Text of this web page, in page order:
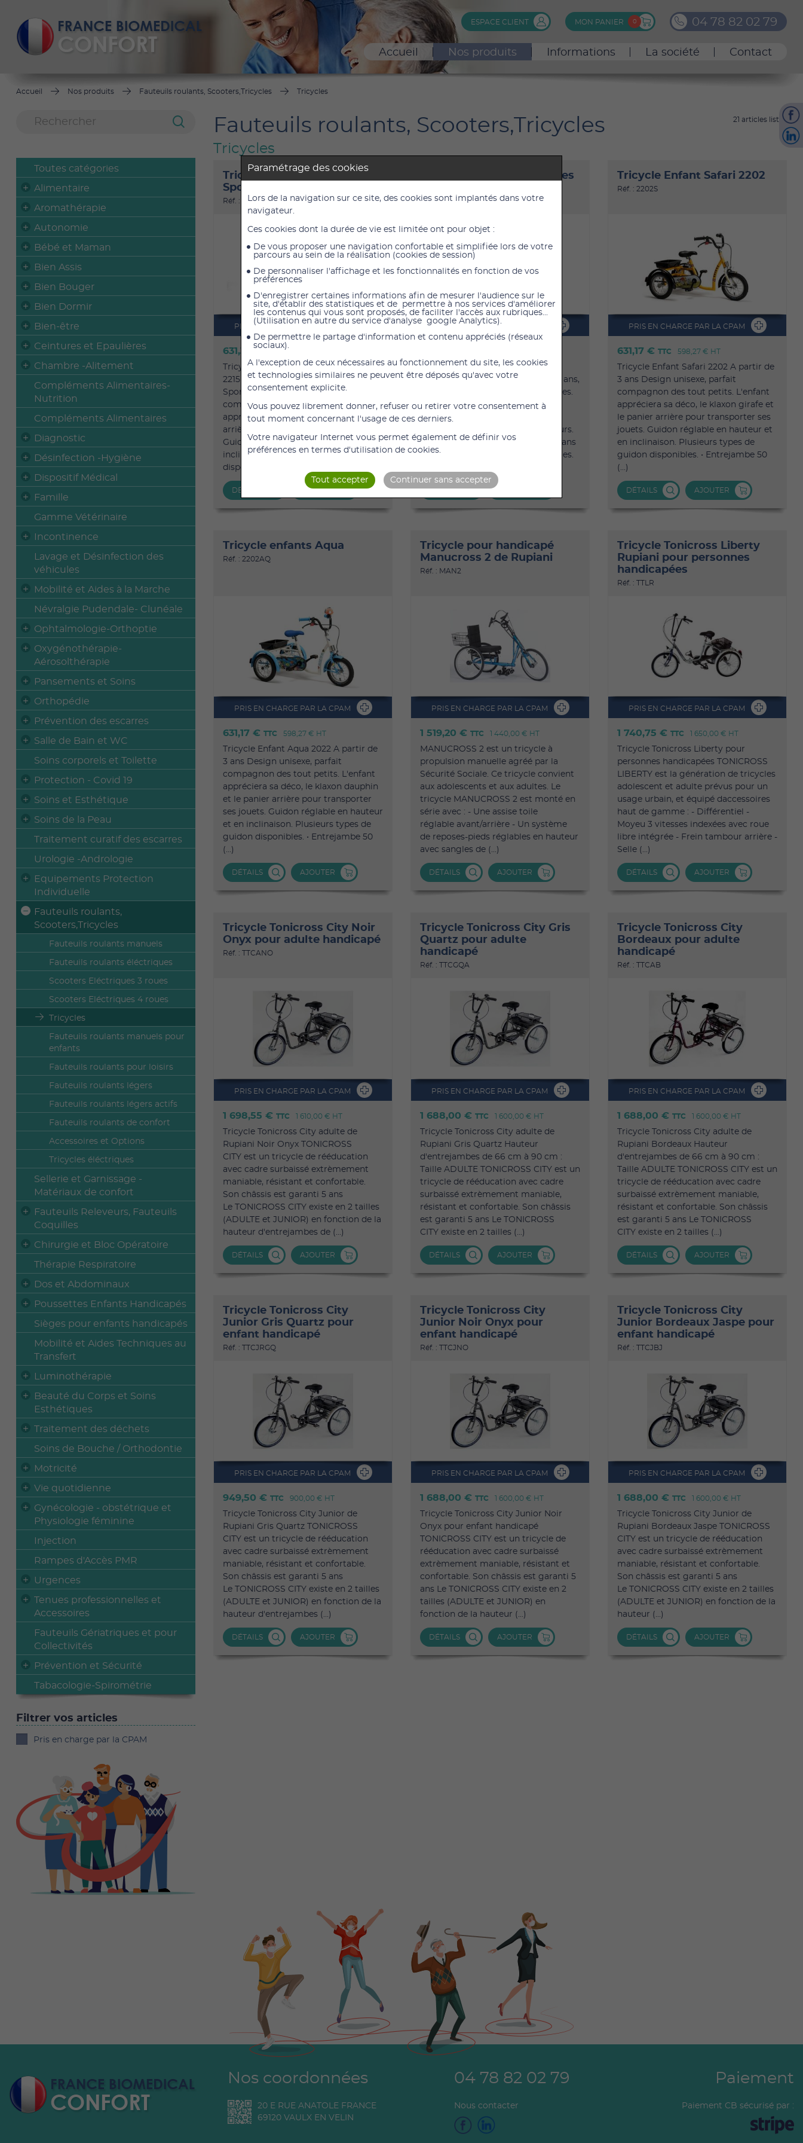
ESPACE CLIENT 0
MON PANIER 04 78 82 02 79
Accueil Nos produits Informations La société Contact
Accueil Nos produits Fauteuils roulants, Scooters,Tricycles Tricycles
Toutes catégories
Alimentaire
Aromathérapie
Autonomie
Bébé et Maman
Bien Assis
Bien Bouger
Bien Dormir
Bien-être
Ceintures et Epaulières
Chambre -Alitement
Compléments Alimentaires-
Nutrition
Compléments Alimentaires
Diagnostic
Désinfection -Hygiène
Dispositif Médical
Famille
Gamme Vétérinaire
Incontinence
Lavage et Désinfection des
véhicules
Mobilité et Aides à la Marche
Névralgie Pudendale- Clunéale
Ophtalmologie-Orthoptie
Oxygénothérapie-
Aérosolthérapie
Pansements et Soins
Orthopédie
Prévention des escarres
Salle de Bain et WC
Soins corporels et Toilette
Protection - Covid 19
Soins et Esthétique
Soins de la Peau
Traitement curatif des escarres
Urologie -Andrologie
Equipements Protection
Individuelle
Fauteuils roulants,
Scooters,Tricycles
Fauteuils roulants manuels
Fauteuils roulants éléctriques
Scooters Eléctriques 3 roues
Scooters Eléctriques 4 roues
Tricycles
Fauteuils roulants manuels pour
enfants
Fauteuils roulants pour loisirs
Fauteuils roulants légers
Fauteuils roulants légers actifs
Fauteuils roulants de confort
Accessoires et Options
Tricycles éléctriques
Sellerie et Garnissage -
Matériaux de confort
Fauteuils Releveurs, Fauteuils
Coquilles
Chirurgie et Bloc Opératoire
Thérapie Respiratoire
Dos et Abdominaux
Poussettes Enfants Handicapés
Sièges pour enfants handicapés
Mobilité et Aides Techniques au
Transfert
Luminothérapie
Beauté du Corps et Soins
Esthétiques
Traitement des déchets
Soins de Bouche / Orthodontie
Motricité
Vie quotidienne
Gynécologie - obstétrique et
Physiologie féminine
Injection
Rampes d'Accès PMR
Urgences
Tenues professionnelles et
Accessoires
Fauteuils Gériatriques et pour
Collectivités
Prévention et Sécurité
Tabacologie-Spirométrie
Filtrer vos articles
Pris en charge par la CPAM
Fauteuils roulants, Scooters,Tricycles
Tricycles
21 articles listés
Tricycle pour petit garçons
Sporty 2215
Réf. : 2215SP
PRIS EN CHARGE PAR LA CPAM
631,31 € 598,40 €
Tricycle pour petit garçons Sporty
2215 Tricycle Enfant Modèle 2215 -
Sporty A partir de 8 ans Parfait
compagnon des garçons. Ils
apprécieront sa déco et le panier
arrière pour transporter ses jouets.
Guidon réglable en hauteur et en
inclinaison. Plusieurs types de guidon
disponibles. • (...)
DÉTAILS AJOUTER
Tricycle Happy pour petites
Réf. : 2215H
PRIS EN CHARGE PAR LA CPAM
Tricycle Happy pour petites filles
Tricycle pour enfants à partir de 8 ans,
parfait compagnon des petites filles.
Faire du vélo sera un élément
important dans le processus de
rééducation des membres inférieurs.
Modèle 2215 - Happy A partir de 8 ans
Parfait compagnon des petites filles.
DÉTAILS
Tricycle Enfant Safari 2202
Réf. : 2202S
PRIS EN CHARGE PAR LA CPAM
631,17 € TTC 598,27 € HT
Tricycle Enfant Safari 2202 A partir de
3 ans Design unisexe, parfait
compagnon des tout petits. L'enfant
appréciera sa déco, le klaxon girafe et
le panier arrière pour transporter ses
jouets. Guidon réglable en hauteur et
en inclinaison. Plusieurs types de
guidon disponibles. • Entrejambe 50
(...)
DÉTAILS AJOUTER
Tricycle enfants Aqua
Réf. : 2202AQ
PRIS EN CHARGE PAR LA CPAM
631,17 € TTC 598,27 € HT
Tricycle Enfant Aqua 2022 A partir de
3 ans Design unisexe, parfait
compagnon des tout petits. L'enfant
appréciera sa déco, le klaxon dauphin
et le panier arrière pour transporter
ses jouets. Guidon réglable en hauteur
et en inclinaison. Plusieurs types de
guidon disponibles. • Entrejambe 50
(...)
DÉTAILS AJOUTER
Tricycle pour handicapé
Manucross 2 de Rupiani
Réf. : MAN2
PRIS EN CHARGE PAR LA CPAM
1 519,20 € TTC 1 440,00 € HT
MANUCROSS 2 est un tricycle à
propulsion manuelle agréé par la
Sécurité Sociale. Ce tricycle convient
aux adolescents et aux adultes. Le
tricycle MANUCROSS 2 est monté en
série avec : - Une assise toile
réglable avant/arrière - Un système
de reposes-pieds réglables en hauteur
avec sangles de (...)
DÉTAILS AJOUTER
Tricycle Tonicross Liberty
Rupiani pour personnes
handicapées
Réf. : TTLR
PRIS EN CHARGE PAR LA CPAM
1 740,75 € TTC 1 650,00 € HT
Tricycle Tonicross Liberty pour
personnes handicapées TONICROSS
LIBERTY est la génération de tricycles
adolescent et adulte prévus pour un
usage urbain, et équipé daccessoires
haut de gamme : - Différentiel -
Moyeu 3 vitesses indexées avec roue
libre intégrée - Frein tambour arrière -
Selle (...)
DÉTAILS AJOUTER
Tricycle Tonicross City Noir
Onyx pour adulte handicapé
Réf. : TTCANO
PRIS EN CHARGE PAR LA CPAM
1 698,55 € TTC 1 610,00 € HT
Tricycle Tonicross City adulte de
Rupiani Noir Onyx TONICROSS
CITY est un tricycle de rééducation
avec cadre surbaissé extrèmement
maniable, résistant et confortable.
Son châssis est garanti 5 ans
Le TONICROSS CITY existe en 2 tailles
(ADULTE et JUNIOR) en fonction de la
hauteur d'entrejambes de (...)
DÉTAILS AJOUTER
Tricycle Tonicross City Gris
Quartz pour adulte
handicapé
Réf. : TTCGQA
PRIS EN CHARGE PAR LA CPAM
1 688,00 € TTC 1 600,00 € HT
Tricycle Tonicross City adulte de
Rupiani Gris Quartz Hauteur
d'entrejambes de 66 cm à 90 cm :
Taille ADULTE TONICROSS CITY est un
tricycle de rééducation avec cadre
surbaissé extrèmement maniable,
résistant et confortable. Son châssis
est garanti 5 ans Le TONICROSS
CITY existe en 2 tailles (...)
DÉTAILS AJOUTER
Tricycle Tonicross City
Bordeaux pour adulte
handicapé
Réf. : TTCAB
PRIS EN CHARGE PAR LA CPAM
1 688,00 € TTC 1 600,00 € HT
Tricycle Tonicross City adulte de
Rupiani Bordeaux Hauteur
d'entrejambes de 66 cm à 90 cm :
Taille ADULTE TONICROSS CITY est un
tricycle de rééducation avec cadre
surbaissé extrèmement maniable,
résistant et confortable. Son châssis
est garanti 5 ans Le TONICROSS
CITY existe en 2 tailles (...)
DÉTAILS AJOUTER
Tricycle Tonicross City
Junior Gris Quartz pour
enfant handicapé
Réf. : TTCJRGQ
PRIS EN CHARGE PAR LA CPAM
949,50 € TTC 900,00 € HT
Tricycle Tonicross City Junior de
Rupiani Gris Quartz TONICROSS
CITY est un tricycle de rééducation
avec cadre surbaissé extrèmement
maniable, résistant et confortable.
Son châssis est garanti 5 ans
Le TONICROSS CITY existe en 2 tailles
(ADULTE et JUNIOR) en fonction de la
hauteur d'entrejambes (...)
DÉTAILS AJOUTER
Tricycle Tonicross City
Junior Noir Onyx pour
enfant handicapé
Réf. : TTCJNO
PRIS EN CHARGE PAR LA CPAM
1 688,00 € TTC 1 600,00 € HT
Tricycle Tonicross City Junior Noir
Onyx pour enfant handicapé
TONICROSS CITY est un tricycle de
rééducation avec cadre surbaissé
extrèmement maniable, résistant et
confortable. Son châssis est garanti 5
ans Le TONICROSS CITY existe en 2
tailles (ADULTE et JUNIOR) en
fonction de la hauteur (...)
DÉTAILS AJOUTER
Tricycle Tonicross City
Junior Bordeaux Jaspe pour
enfant handicapé
Réf. : TTCJBJ
PRIS EN CHARGE PAR LA CPAM
1 688,00 € TTC 1 600,00 € HT
Tricycle Tonicross City Junior de
Rupiani Bordeaux Jaspe TONICROSS
CITY est un tricycle de rééducation
avec cadre surbaissé extrèmement
maniable, résistant et confortable.
Son châssis est garanti 5 ans
Le TONICROSS CITY existe en 2 tailles
(ADULTE et JUNIOR) en fonction de la
hauteur (...)
DÉTAILS AJOUTER
Nos coordonnées
20 E RUE ANATOLE FRANCE
69120 VAULX EN VELIN
04 78 82 02 79
Nous contacter
Paiement
Paiement CB sécurisé par :
Paramétrage des cookies
Lors de la navigation sur ce site, des cookies sont implantés dans votre
navigateur.
Ces cookies dont la durée de vie est limitée ont pour objet :
De vous proposer une navigation confortable et simplifiée lors de votre
parcours au sein de la réalisation (cookies de session)
De personnaliser l'affichage et les fonctionnalités en fonction de vos
préférences
D'enregistrer certaines informations afin de mesurer l'audience sur le
site, d'établir des statistiques et de permettre à nos services d'améliorer
les contenus qui vous sont proposés, de faciliter l'accès aux rubriques...
(Utilisation en autre du service d'analyse google Analytics).
De permettre le partage d'information et contenu appréciés (réseaux
sociaux).
A l'exception de ceux nécessaires au fonctionnement du site, les cookies
et technologies similaires ne peuvent être déposés qu'avec votre
consentement explicite.
Vous pouvez librement donner, refuser ou retirer votre consentement à
tout moment concernant l'usage de ces derniers.
Votre navigateur Internet vous permet également de définir vos
préférences en termes d'utilisation de cookies.
Tout accepter Continuer sans accepter